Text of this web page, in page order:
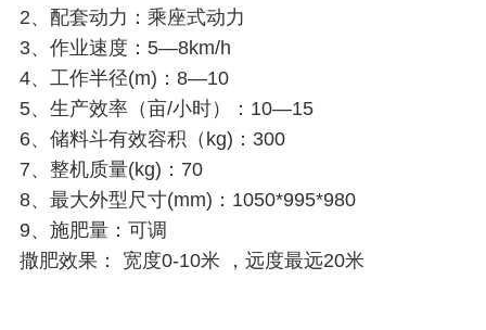
2、配套动力：乘座式动力
3、作业速度：5—8km/h
4、工作半径(m)：8—10
5、生产效率（亩/小时）：10—15
6、储料斗有效容积（kg)：300
7、整机质量(kg)：70
8、最大外型尺寸(mm)：1050*995*980
9、施肥量：可调
撒肥效果： 宽度0-10米 ，远度最远20米